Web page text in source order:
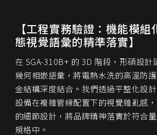
【工程實務驗證：機能模組
態視覺語彙的精準落實】
在 SGA-310B+ 的 3D 階段，形碩設計
幾何相嵌語彙，將電熱水洗的高溫防
金結構深度結合。我們透過平整化設
設備在複雜管線配置下的視覺雜亂感
的細節設計，將品牌精神落實於符合
規格中。